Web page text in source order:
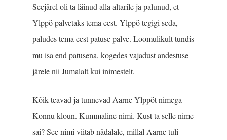
Seejärel oli ta läinud alla altarile ja palunud, et
Ylppö palvetaks tema eest. Ylppö tegigi seda,
paludes tema eest patuse palve. Loomulikult tundis
mu isa end patusena, kogedes vajadust andestuse
järele nii Jumalalt kui inimestelt.
Kõik teavad ja tunnevad Aarne Ylppöt nimega
Konnu kloun. Kummaline nimi. Kust ta selle nime
sai? See nimi viitab nädalale, millal Aarne tuli